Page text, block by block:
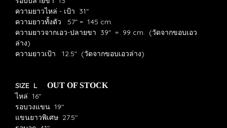
ความยาวไหล่ - เป้า 31"
ความยาวทั้งตัว 57" = 145 cm.
ความยาวจากเอว-ปลายขา 39" = 99 cm. (วัดจากขอบเอว
ล่าง)
ความยาวเป้า 12.5" (วัดจากขอบเอวล่าง)
SIZE L OUT OF STOCK
ไหล่ 16"
รอบวงแขน 19"
แขนยาวพิเศษ 27.5"